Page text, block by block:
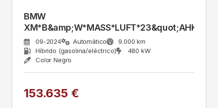
BMW
09-2024 Automático
9.000 km
Híbrido (gasolina/eléctrico)
480 kW
Color Negro
153.635 €